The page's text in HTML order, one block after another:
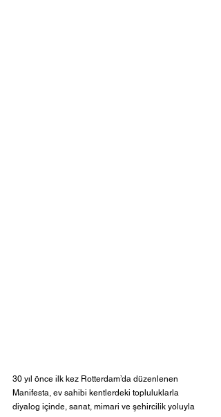
30 yıl önce ilk kez Rotterdam’da düzenlenen
Manifesta, ev sahibi kentlerdeki topluluklarla
diyalog içinde, sanat, mimari ve şehircilik yoluyla